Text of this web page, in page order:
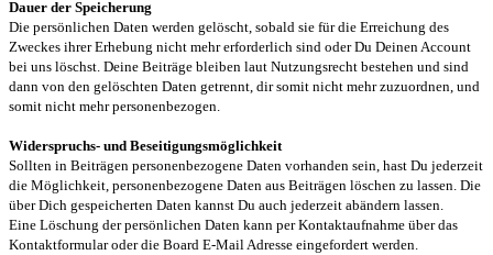
Dauer der Speicherung
Die persönlichen Daten werden gelöscht, sobald sie für die Erreichung des
Zweckes ihrer Erhebung nicht mehr erforderlich sind oder Du Deinen Account
bei uns löschst. Deine Beiträge bleiben laut Nutzungsrecht bestehen und sind
dann von den gelöschten Daten getrennt, dir somit nicht mehr zuzuordnen, und
somit nicht mehr personenbezogen.
Widerspruchs- und Beseitigungsmöglichkeit
Sollten in Beiträgen personenbezogene Daten vorhanden sein, hast Du jederzeit
die Möglichkeit, personenbezogene Daten aus Beiträgen löschen zu lassen. Die
über Dich gespeicherten Daten kannst Du auch jederzeit abändern lassen.
Eine Löschung der persönlichen Daten kann per Kontaktaufnahme über das
Kontaktformular oder die Board E-Mail Adresse eingefordert werden.